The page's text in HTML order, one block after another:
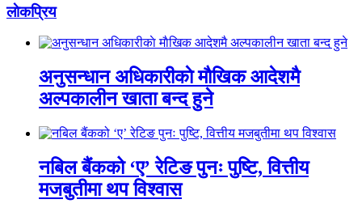
लाेकप्रिय
अनुसन्धान अधिकारीकाे माैखिक आदेशमै
अल्पकालीन खाता बन्द हुने
नबिल बैंकको ‘ए’ रेटिङ पुनः पुष्टि, वित्तीय
मजबुतीमा थप विश्वास